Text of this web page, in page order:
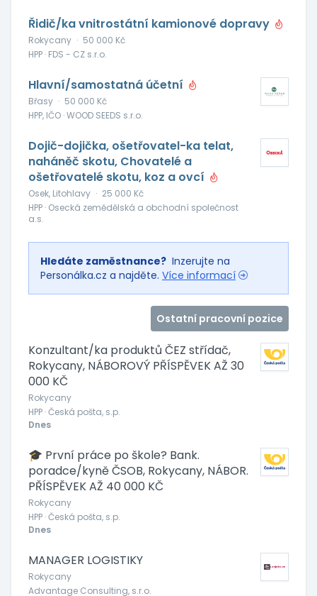
Řidič/ka vnitrostátní kamionové dopravy
Rokycany · 50 000 Kč
HPP · FDS - CZ s.r.o.
Hlavní/samostatná účetní
Břasy · 50 000 Kč
HPP, IČO · WOOD SEEDS s.r.o.
Dojič-dojička, ošetřovatel-ka telat,
naháněč skotu, Chovatelé a
ošetřovatelé skotu, koz a ovcí
Osek, Litohlavy · 25 000 Kč
HPP · Osecká zemědělská a obchodní společnost
a.s.
Hledáte zaměstnance? Inzerujte na
Personálka.cz a najděte. Více informací
Ostatní pracovní pozice
Konzultant/ka produktů ČEZ střídač,
Rokycany, NÁBOROVÝ PŘÍSPĚVEK AŽ 30
000 KČ
Rokycany
HPP · Česká pošta, s.p.
Dnes
🎓 První práce po škole? Bank.
poradce/kyně ČSOB, Rokycany, NÁBOR.
PŘÍSPĚVEK AŽ 40 000 KČ
Rokycany
HPP · Česká pošta, s.p.
Dnes
MANAGER LOGISTIKY
Rokycany
Advantage Consulting, s.r.o.